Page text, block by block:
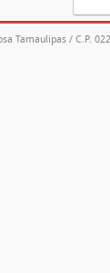
Tamaulipas / C.P.